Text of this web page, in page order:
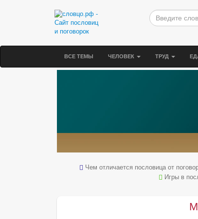
ВСЕ ТЕМЫ ЧЕЛОВЕК ТРУД
Чем отличается пословица от
Игры в